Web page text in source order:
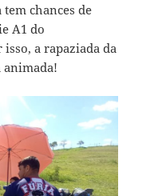
chances de
A1 do
a rapaziada da
animada!